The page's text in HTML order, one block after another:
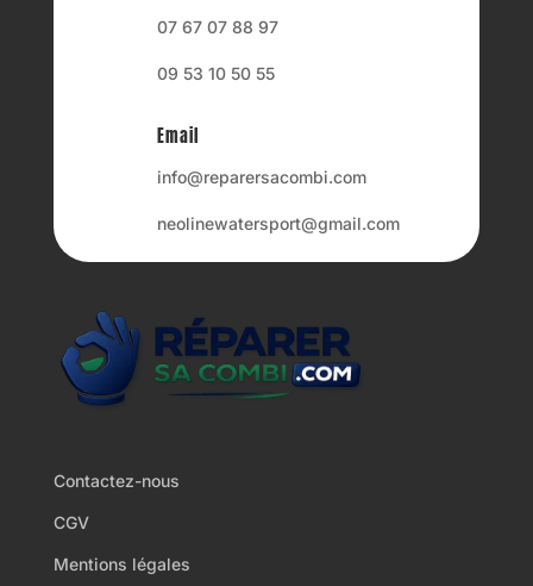
07 67 07 88 97
09 53 10 50 55
Email
info@reparersacombi.com
neolinewatersport@gmail.com
Contactez-nous
CGV
Mentions légales